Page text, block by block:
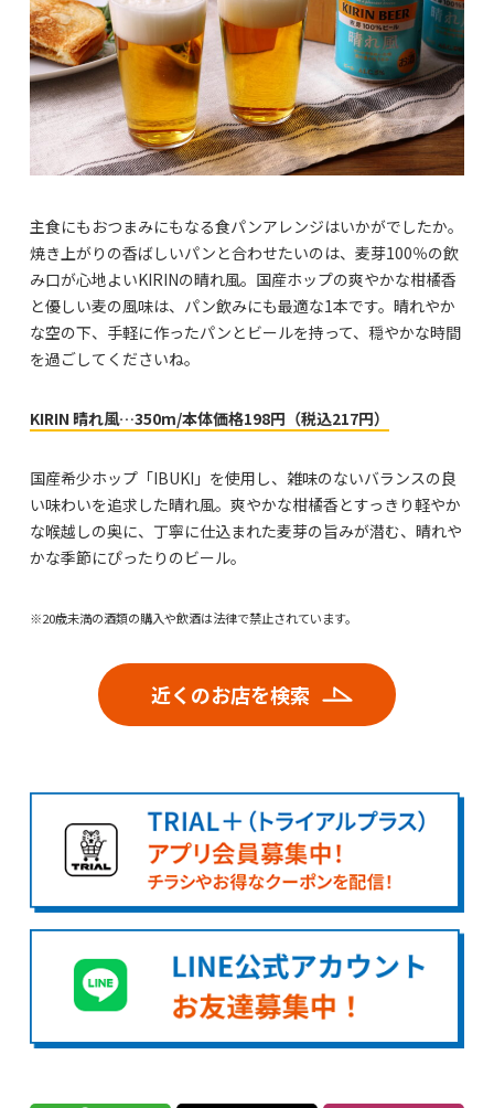
主食にもおつまみにもなる食パンアレンジはいかがでしたか。
焼き上がりの香ばしいパンと合わせたいのは、麦芽100％の飲
み口が心地よいKIRINの晴れ風。国産ホップの爽やかな柑橘香
と優しい麦の風味は、パン飲みにも最適な1本です。晴れやか
な空の下、手軽に作ったパンとビールを持って、穏やかな時間
を過ごしてくださいね。
KIRIN 晴れ風…350m/本体価格198円（税込217円）
国産希少ホップ「IBUKI」を使用し、雑味のないバランスの良
い味わいを追求した晴れ風。爽やかな柑橘香とすっきり軽やか
な喉越しの奥に、丁寧に仕込まれた麦芽の旨みが潜む、晴れや
かな季節にぴったりのビール。
※20歳未満の酒類の購入や飲酒は法律で禁止されています。
近くのお店を検索